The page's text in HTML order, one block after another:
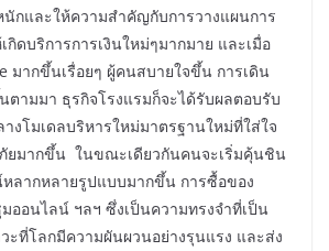
นักและให้ความสำคัญกับการวางแผนการ
กิดบริการการเงินใหม่ๆมากมาย และเมื่อ
มากขึ้นเรื่อยๆ ผู้คนสบายใจขึ้น การเดิน
ตามมา ธุรกิจโรงแรมก็จะได้รับผลตอบรับ
โมเดลบริหารใหม่มาตรฐานใหม่ที่ใส่ใจ
ยมากขึ้น ในขณะเดียวกันคนจะเริ่มคุ้นชิน
ลากหลายรูปแบบมากขึ้น การซื้อของ
ออนไลน์ ฯลฯ ซึ่งเป็นความทรงจำที่เป็น
ที่โลกมีความผันผวนอย่างรุนแรง และส่ง